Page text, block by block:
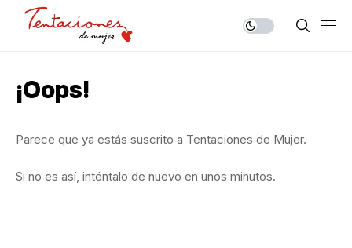
¡Oops!
Parece que ya estás suscrito a Tentaciones de Mujer.
Si no es así, inténtalo de nuevo en unos minutos.